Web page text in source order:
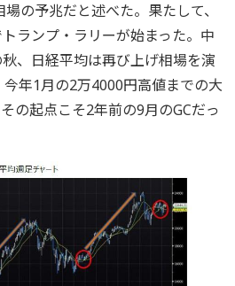
の予兆だと述べた。果たして、
ランプ・ラリーが始まった。中
、日経平均は再び上げ相場を演
年1月の2万4000円高値までの大
の起点こそ2年前の9月のGCだっ